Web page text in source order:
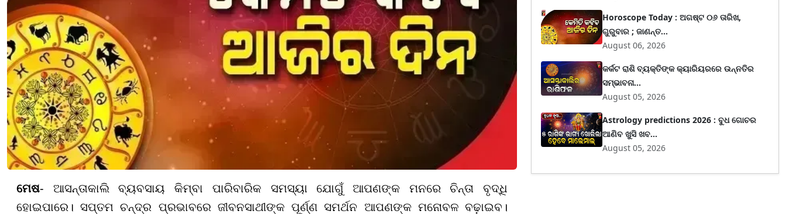
ମେଷ- ଆସନ୍ତାକାଲି ବ୍ୟବସାୟ କିମ୍ବା ପାରିବାରିକ ସମସ୍ୟା ଯୋଗୁଁ ଆପଣଙ୍କ ମନରେ ଚିନ୍ତା ବୃଦ୍ଧି
ହୋଇପାରେ। ସପ୍ତମ ଚନ୍ଦ୍ର ପ୍ରଭାବରେ ଜୀବନସାଥୀଙ୍କ ପୂର୍ଣ୍ଣ ସମର୍ଥନ ଆପଣଙ୍କ ମନୋବଳ ବଢ଼ାଇବ।
Horoscope Today : ଅଗଷ୍ଟ ୦୬ ତାରିଖ,
ଗୁରୁବାର ; ଜାଣନ୍ତ...
August 06, 2026
କର୍କଟ ରାଶି ବ୍ୟକ୍ତିଙ୍କ କ୍ୟାରିୟରରେ ଉନ୍ନତିର
ସମ୍ଭାବନା...
August 05, 2026
Astrology predictions 2026 : ବୁଧ ଗୋଚର
ଆଣିବ ଖୁସି ଖବ...
August 05, 2026